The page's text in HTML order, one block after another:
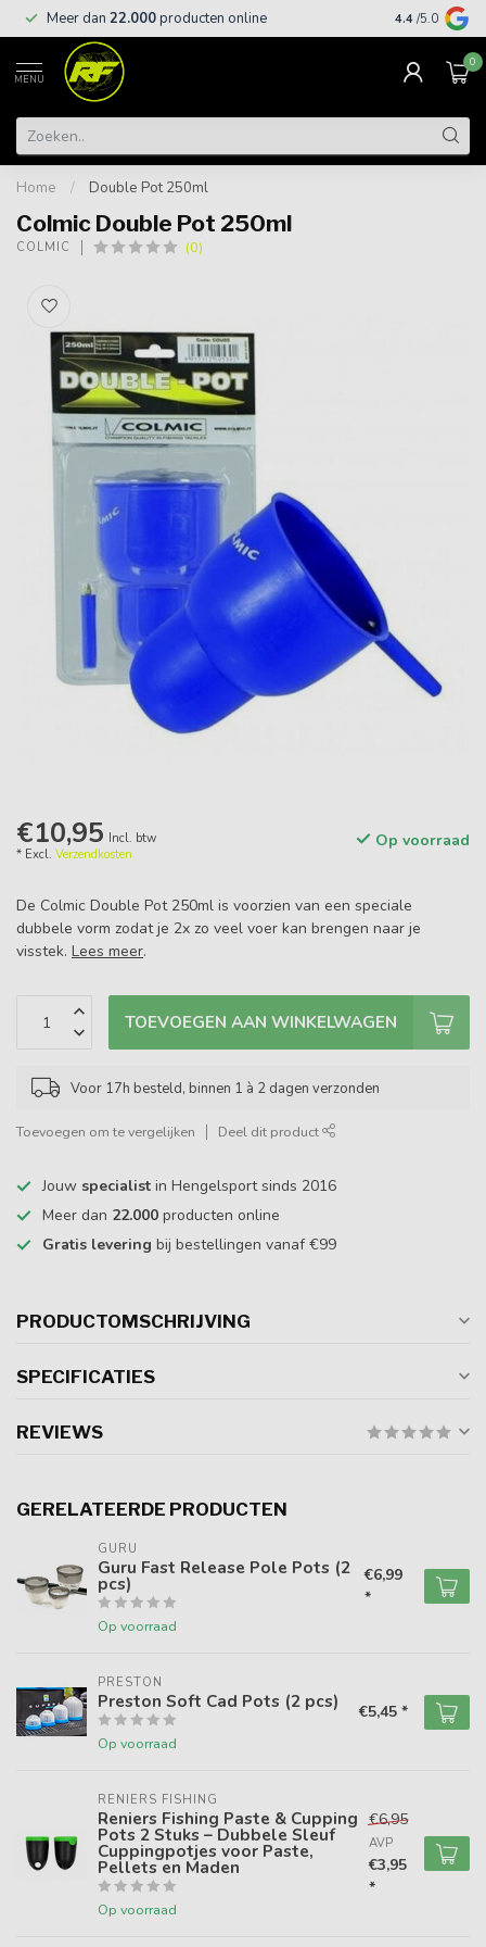
Meer dan 22.000producten online Gratis
4.4 /5.0
MENU
0
Home / Double Pot 250ml
Colmic Double Pot 250ml
COLMIC (0)
€10,95 Incl. btw
* Excl. Verzendkosten
Op voorraad
De Colmic Double Pot 250ml is voorzien van een speciale
dubbele vorm zodat je 2x zo veel voer kan brengen naar je
visstek. Lees meer.
TOEVOEGEN AAN WINKELWAGEN
Voor 17h besteld, binnen 1 à 2 dagen verzonden
Toevoegen om te vergelijken Deel dit product
Jouw specialist in Hengelsport sinds 2016
Meer dan 22.000 producten online
Gratis levering bij bestellingen vanaf €99
PRODUCTOMSCHRIJVING
SPECIFICATIES
REVIEWS
GERELATEERDE PRODUCTEN
GURU
Guru Fast Release Pole Pots (2
pcs)
Op voorraad
€6,99
*
PRESTON
Preston Soft Cad Pots (2 pcs)
Op voorraad
€5,45 *
RENIERS FISHING
Reniers Fishing Paste & Cupping
Pots 2 Stuks – Dubbele Sleuf
Cuppingpotjes voor Paste,
Pellets en Maden
Op voorraad
€6,95
AVP
€3,95
*